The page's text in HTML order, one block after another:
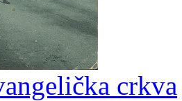
crkva